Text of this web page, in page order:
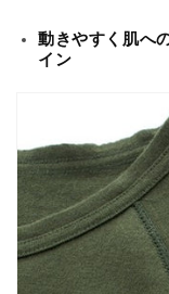
動きやすく肌へ
イン